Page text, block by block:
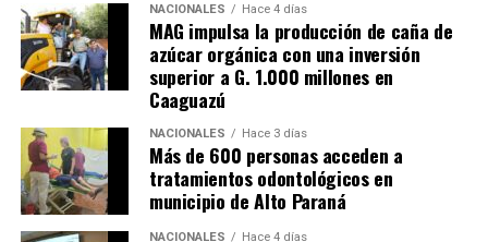
NACIONALES Hace 4 días
MAG impulsa la producción de caña de
azúcar orgánica con una inversión
superior a G. 1.000 millones en
Caaguazú
NACIONALES Hace 3 días
Más de 600 personas acceden a
tratamientos odontológicos en
municipio de Alto Paraná
NACIONALES Hace 4 días